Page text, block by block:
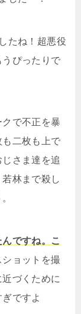
たね！超悪役
ぴったりで
で不正を暴
二枚も上で
さま達を追
林まで殺し
ですね。こ
ョットを撮
づくために
ですよ